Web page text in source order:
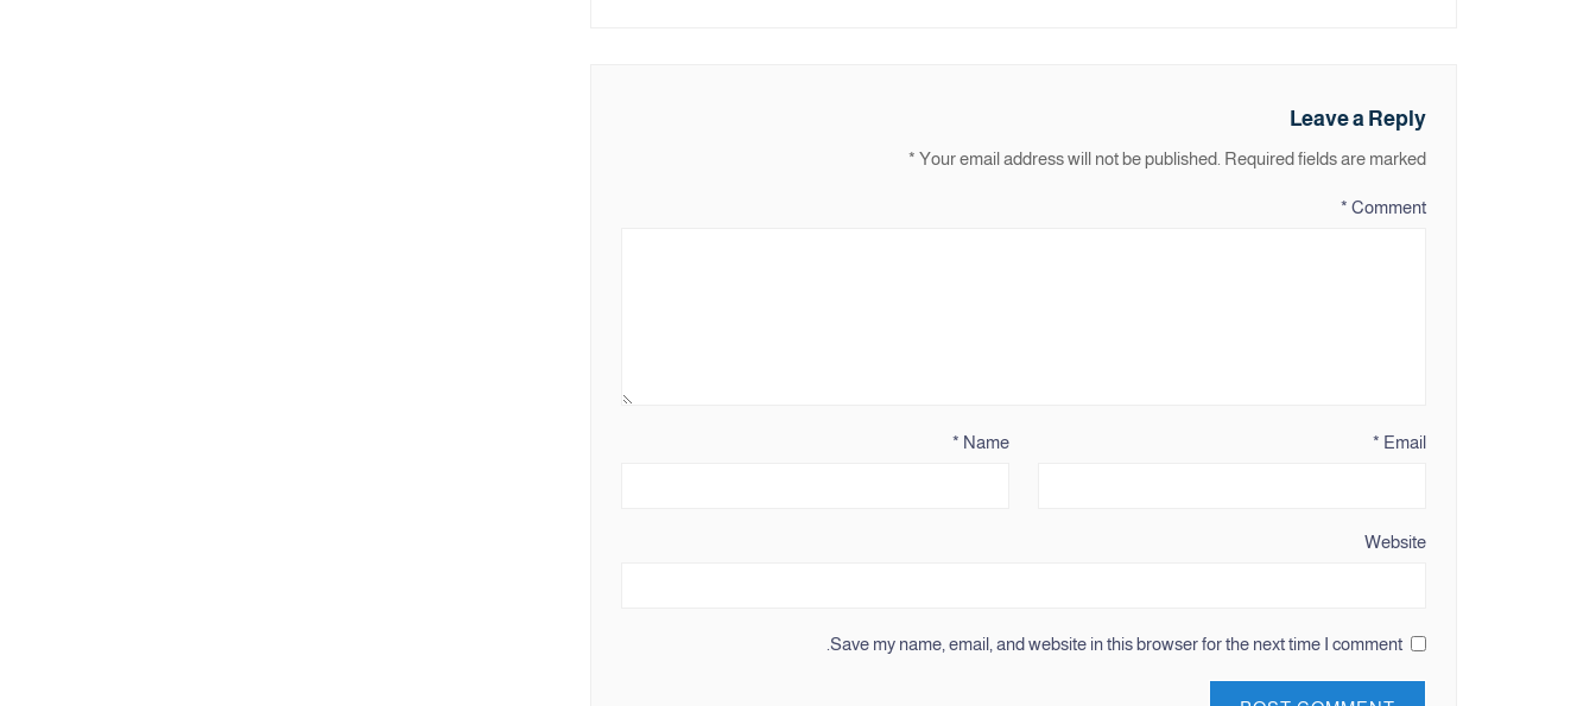
Leave a Reply
Your email address will not be published. Required fields are marked
*
Comment
*
Name
* Email
*
Website
Save my name, email, and website in this browser for the next time I comment.